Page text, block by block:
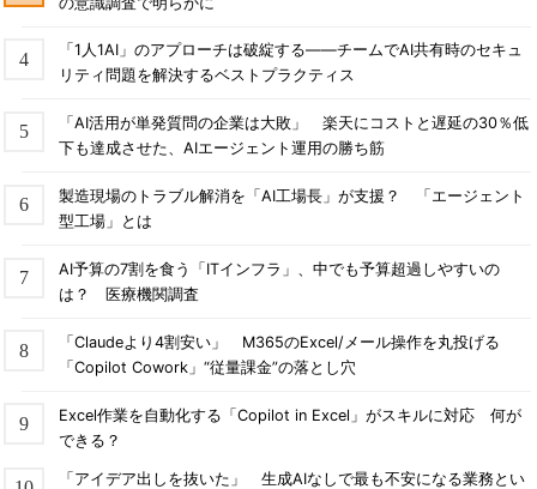
「1人1AI」のアプローチは破綻する――チームでAI共有時のセキュ
リティ問題を解決するベストプラクティス
「AI活用が単発質問の企業は大敗」 楽天にコストと遅延の30％低
下も達成させた、AIエージェント運用の勝ち筋
製造現場のトラブル解消を「AI工場長」が支援？ 「エージェント
型工場」とは
AI予算の7割を食う「ITインフラ」、中でも予算超過しやすいの
は？ 医療機関調査
「Claudeより4割安い」 M365のExcel/メール操作を丸投げる
「Copilot Cowork」“従量課金”の落とし穴
Excel作業を自動化する「Copilot in Excel」がスキルに対応 何が
できる？
「アイデア出しを抜いた」 生成AIなしで最も不安になる業務とい